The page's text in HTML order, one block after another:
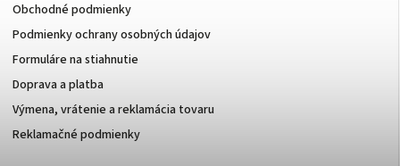
Obchodné podmienky
Podmienky ochrany osobných údajov
Formuláre na stiahnutie
Doprava a platba
Výmena, vrátenie a reklamácia tovaru
Reklamačné podmienky